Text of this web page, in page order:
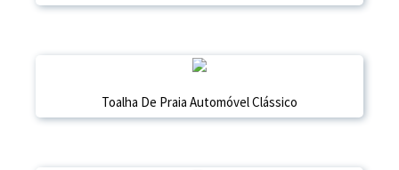
Toalha De Praia Automóvel Clássico